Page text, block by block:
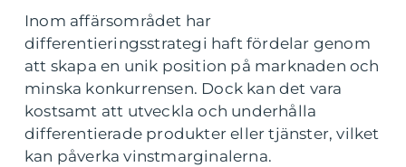
Inom affärsområdet har
differentieringsstrategi haft fördelar genom
att skapa en unik position på marknaden och
minska konkurrensen. Dock kan det vara
kostsamt att utveckla och underhålla
differentierade produkter eller tjänster, vilket
kan påverka vinstmarginalerna.